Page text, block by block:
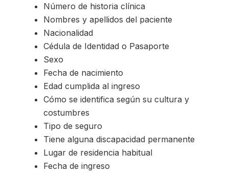
Número de historia clínica
Nombres y apellidos del paciente
Nacionalidad
Cédula de Identidad o Pasaporte
Sexo
Fecha de nacimiento
Edad cumplida al ingreso
Cómo se identifica según su cultura y
costumbres
Tipo de seguro
Tiene alguna discapacidad permanente
Lugar de residencia habitual
Fecha de ingreso